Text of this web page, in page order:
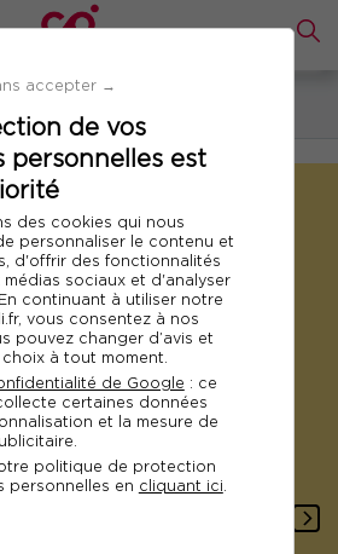
accepter →
de vos
personnelles est
des cookies qui nous
personnaliser le contenu et
d'offrir des fonctionnalités
médias sociaux et d'analyser
continuant à utiliser notre
vous consentez à nos
pouvez changer d’avis et
à tout moment.
de Google : ce
certaines données
et la mesure de
politique de protection
personnelles en cliquant ici
s’organiser, coopérer,
compétences
vos missions
et sans stress ! C’est la
choses qui rend plus